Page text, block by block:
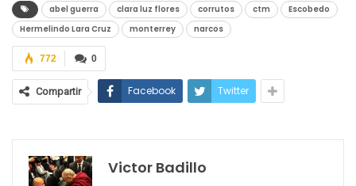
abel guerra clara luz flores corrutos ctm
Escobedo
Hermelindo Lara Cruz
monterrey narcos
0
772
Compartir Facebook Twitter
Victor Badillo